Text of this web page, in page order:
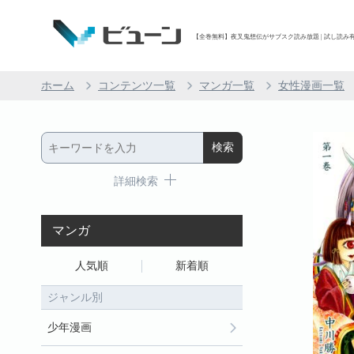
【全巻無料】夜叉鬼想伝がサブスク読み放題 | 試し読み
ホーム コンテンツ一覧 マンガ一覧 女性漫画一覧
詳細検索
マンガ
人気順 新着順
ジャンル別
少年漫画